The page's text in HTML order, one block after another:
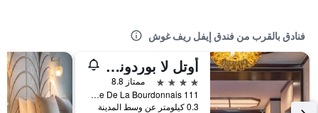
فنادق بالقرب من فندق إيفل ريف غوش
أوتل لا بوردونيس باي إنوود هوتلز
4 نجوم
ممتاز 8.8
111 Avenue De La Bourdonnais, باريس, فرنسا
0.3 كيلومتر عن وسط المدينة